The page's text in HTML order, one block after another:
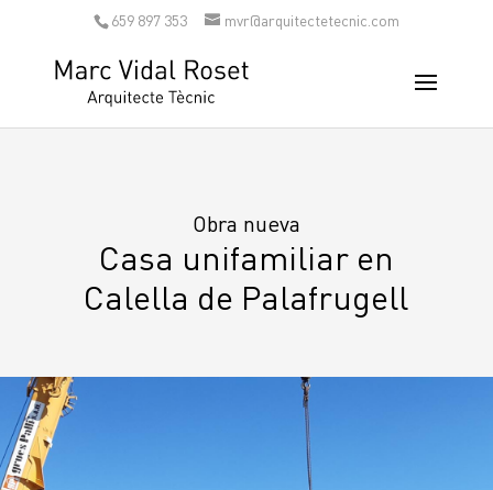
659 897 353 mvr@arquitectetecnic.com
Obra nueva
Casa unifamiliar en
Calella de Palafrugell